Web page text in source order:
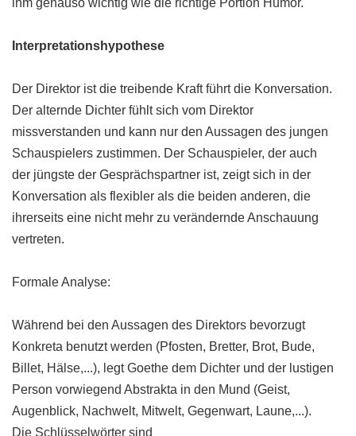
ihm genauso wichtig wie die richtige Portion Humor.
Interpretationshypothese
Der Direktor ist die treibende Kraft führt die Konversation.
Der alternde Dichter fühlt sich vom Direktor
missverstanden und kann nur den Aussagen des jungen
Schauspielers zustimmen. Der Schauspieler, der auch
der jüngste der Gesprächspartner ist, zeigt sich in der
Konversation als flexibler als die beiden anderen, die
ihrerseits eine nicht mehr zu verändernde Anschauung
vertreten.
Formale Analyse:
Während bei den Aussagen des Direktors bevorzugt
Konkreta benutzt werden (Pfosten, Bretter, Brot, Bude,
Billet, Hälse,...), legt Goethe dem Dichter und der lustigen
Person vorwiegend Abstrakta in den Mund (Geist,
Augenblick, Nachwelt, Mitwelt, Gegenwart, Laune,...).
Die Schlüsselwörter sind